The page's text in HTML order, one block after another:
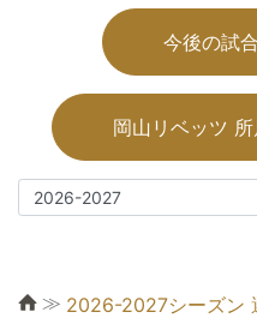
今後の試
岡山リベッツ
≫ 2026-2027シーズン